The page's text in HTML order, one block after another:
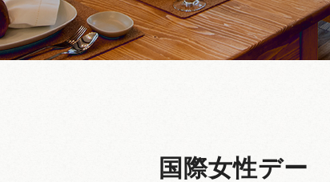
国際女性デー